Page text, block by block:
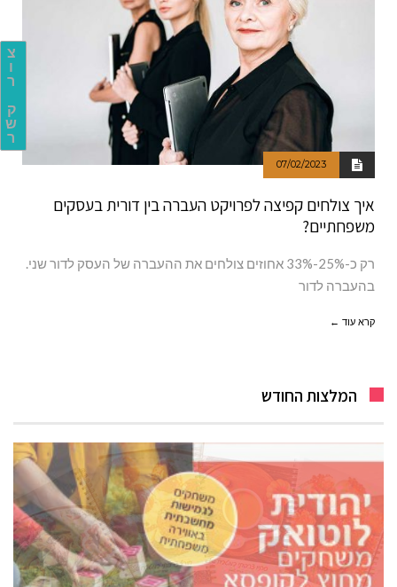
צ
ו
ר
ק
ש
ר
07/02/2023
איך צולחים קפיצה לפרויקט העברה בין דורית בעסקים
משפחתיים?
רק כ-25%-33% אחוזים צולחים את ההעברה של העסק לדור שני.
בהעברה לדור
קרא עוד ←
המלצות החודש